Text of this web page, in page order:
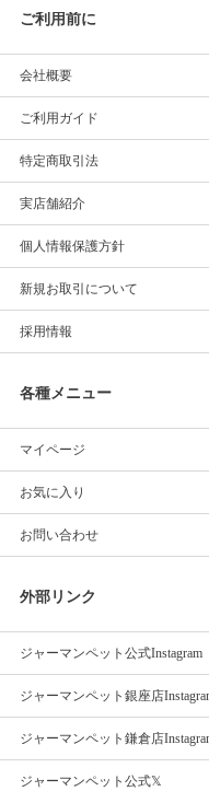
ご利用前に
会社概要
ご利用ガイド
特定商取引法
実店舗紹介
個人情報保護方針
新規お取引について
採用情報
各種メニュー
マイページ
お気に入り
お問い合わせ
外部リンク
ジャーマンペット公式Instagram
ジャーマンペット銀座店
ジャーマンペット鎌倉店
ジャーマンペット公式𝕏